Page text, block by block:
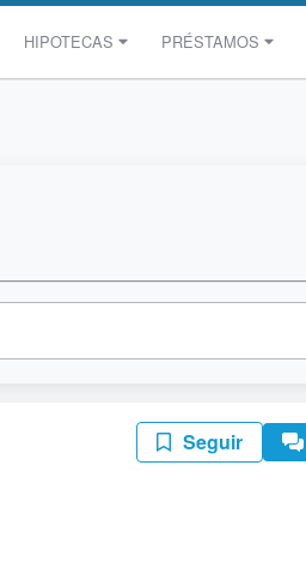
HIPOTECAS PRÉSTAMOS
Seguir